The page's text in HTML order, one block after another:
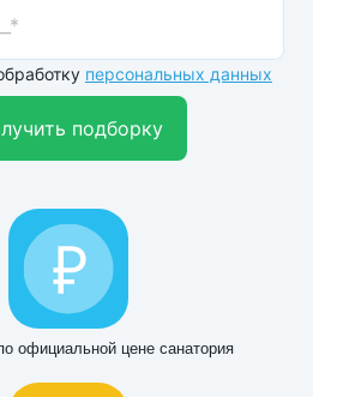
персональных данных
подборку
официальной цене санатория